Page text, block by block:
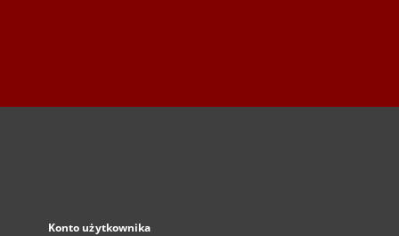
Konto użytkownika